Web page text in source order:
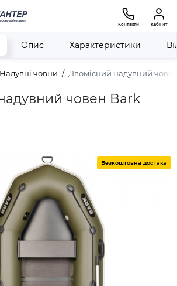
Контакти Кабінет
Надувні човни Двомісний надувний
човен Bark
Опис Характеристики
Безкоштовна достака